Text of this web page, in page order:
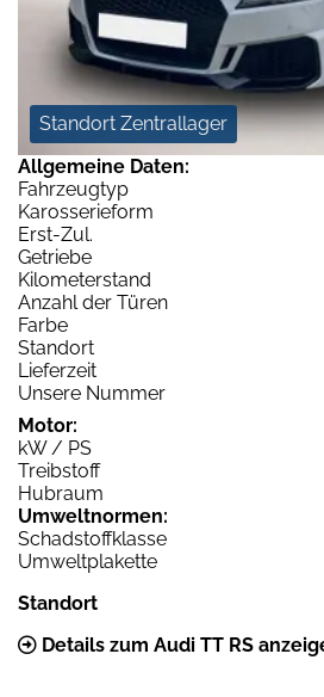
Standort Zentrallager
Allgemeine Daten:
Fahrzeugtyp
Karosserieform
Erst-Zul.
Getriebe
Kilometerstand
Anzahl der Türen
Farbe
Standort
Lieferzeit
Unsere Nummer
Motor:
kW / PS
Treibstoff
Hubraum
Umweltnormen:
Schadstoffklasse
Umweltplakette
Standort
Details zum Audi TT RS